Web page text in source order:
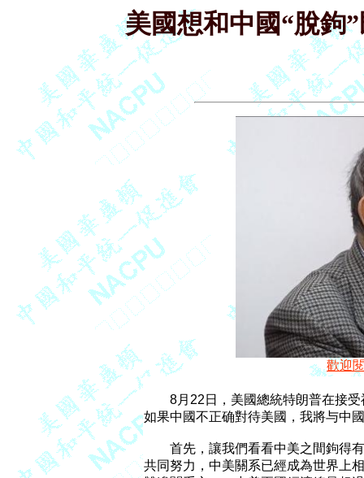
美國想和中國“脫鉤
歡迎
如果中國不正确對待美國，我將与中國
共同努力，中美關系已經成為世界上